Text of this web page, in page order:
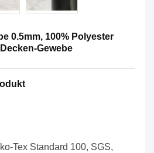
0.5mm, 100% Polyester
Gewebe
Tex Standard 100, SGS,